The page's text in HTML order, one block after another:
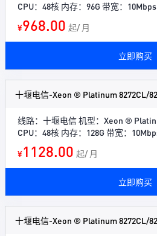
CPU：48核 内存：96G 带宽：
¥968.00 起/ 月
立即购买
十堰电信-Xeon ® Platinum 8272CL/
线路：十堰电信 机型：Xeon ®
CPU：48核 内存：128G 带宽：
¥1128.00 起/ 月
立即购买
十堰电信-Xeon ® Platinum 8272CL/